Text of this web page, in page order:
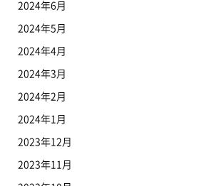
2024年6月
2024年5月
2024年4月
2024年3月
2024年2月
2024年1月
2023年12月
2023年11月